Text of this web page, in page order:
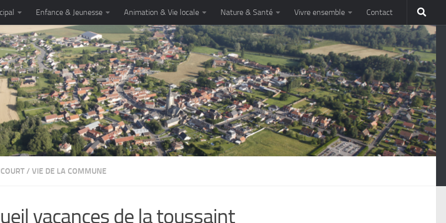
Enfance & Jeunesse Animation & Vie locale Nature & Santé Vivre ensemble Contact
/ VIE DE LA COMMUNE
vacances de la toussaint